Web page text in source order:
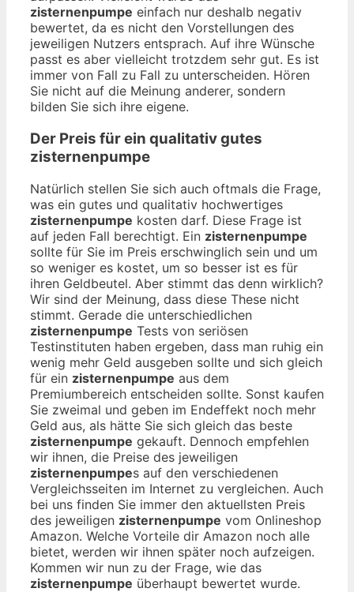
zisternenpumpe einfach nur deshalb negativ
bewertet, da es nicht den Vorstellungen des
jeweiligen Nutzers entsprach. Auf ihre Wünsche
passt es aber vielleicht trotzdem sehr gut. Es ist
immer von Fall zu Fall zu unterscheiden. Hören
Sie nicht auf die Meinung anderer, sondern
bilden Sie sich ihre eigene.
Der Preis für ein qualitativ gutes
zisternenpumpe
Natürlich stellen Sie sich auch oftmals die Frage,
was ein gutes und qualitativ hochwertiges
zisternenpumpe kosten darf. Diese Frage ist
auf jeden Fall berechtigt. Ein zisternenpumpe
sollte für Sie im Preis erschwinglich sein und um
so weniger es kostet, um so besser ist es für
ihren Geldbeutel. Aber stimmt das denn wirklich?
Wir sind der Meinung, dass diese These nicht
stimmt. Gerade die unterschiedlichen
zisternenpumpe Tests von seriösen
Testinstituten haben ergeben, dass man ruhig ein
wenig mehr Geld ausgeben sollte und sich gleich
für ein zisternenpumpe aus dem
Premiumbereich entscheiden sollte. Sonst kaufen
Sie zweimal und geben im Endeffekt noch mehr
Geld aus, als hätte Sie sich gleich das beste
zisternenpumpe gekauft. Dennoch empfehlen
wir ihnen, die Preise des jeweiligen
zisternenpumpes auf den verschiedenen
Vergleichsseiten im Internet zu vergleichen. Auch
bei uns finden Sie immer den aktuellsten Preis
des jeweiligen zisternenpumpe vom Onlineshop
Amazon. Welche Vorteile dir Amazon noch alle
bietet, werden wir ihnen später noch aufzeigen.
Kommen wir nun zu der Frage, wie das
zisternenpumpe überhaupt bewertet wurde.